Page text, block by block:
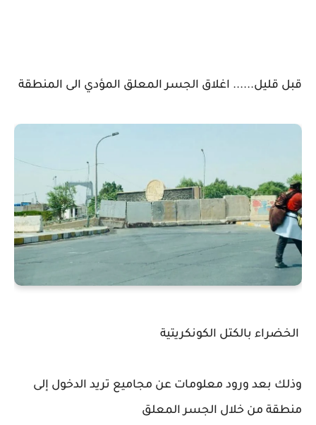
قبل قليل...... اغلاق الجسر المعلق المؤدي الى المنطقة
الخضراء بالكتل الكونكريتية
وذلك بعد ورود معلومات عن مجاميع تريد الدخول إلى
منطقة من خلال الجسر المعلق